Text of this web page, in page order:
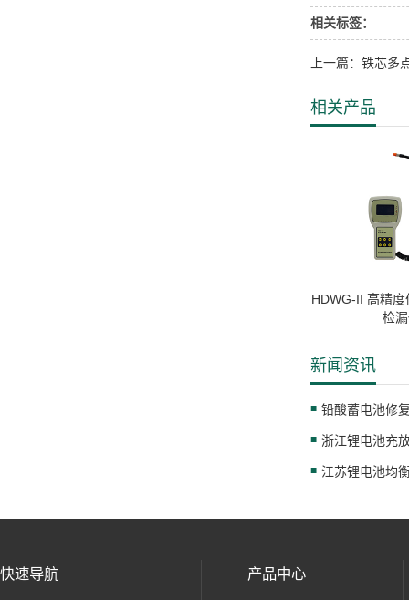
相关标签：
上一篇：铁芯多
相关产品
HDWG-II 高精
检
新闻资讯
铅酸蓄电池修
快速导航 产品中心